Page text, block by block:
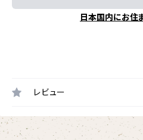
日本国内にお住
レビュー